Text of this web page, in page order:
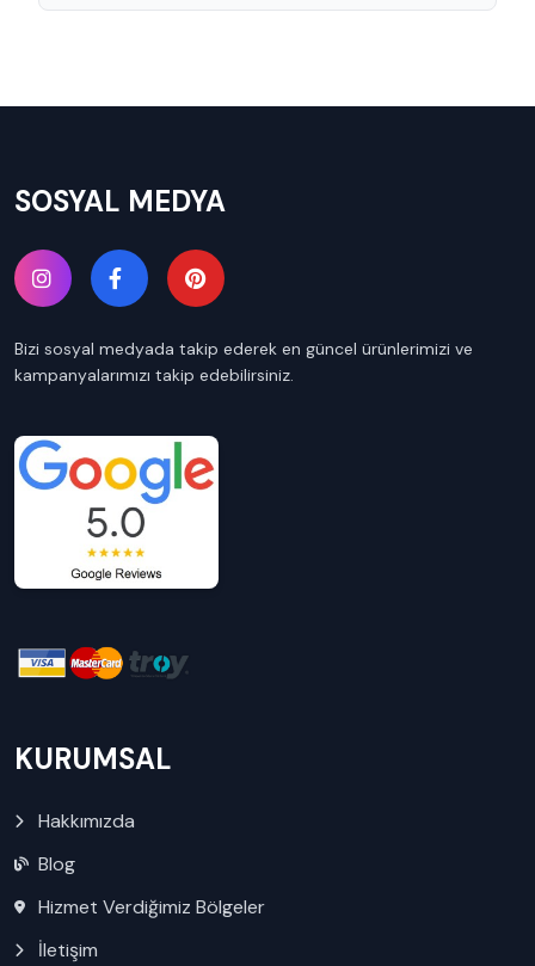
SOSYAL MEDYA
Bizi sosyal medyada takip ederek en güncel ürünlerimizi ve
kampanyalarımızı takip edebilirsiniz.
KURUMSAL
Hakkımızda
Blog
Hizmet Verdiğimiz Bölgeler
İletişim